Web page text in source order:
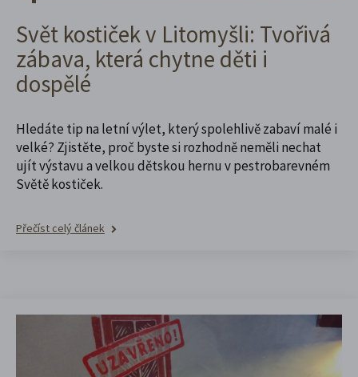
Svět kostiček v Litomyšli: Tvořivá
zábava, která chytne děti i
dospělé
Hledáte tip na letní výlet, který spolehlivě zabaví malé i
velké? Zjistěte, proč byste si rozhodně neměli nechat
ujít výstavu a velkou dětskou hernu v pestrobarevném
Světě kostiček.
Přečíst celý článek